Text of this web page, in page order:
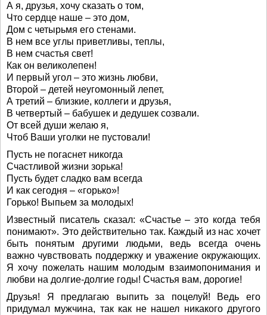
А я, друзья, хочу сказать о том,
Что сердце наше – это дом,
Дом с четырьмя его стенами.
В нем все углы приветливы, теплы,
В нем счастья свет!
Как он великолепен!
И первый угол – это жизнь любви,
Второй – детей неугомонный лепет,
А третий – близкие, коллеги и друзья,
В четвертый – бабушек и дедушек созвали.
От всей души желаю я,
Чтоб Ваши уголки не пустовали!
Пусть не погаснет никогда
Счастливой жизни зорька!
Пусть будет сладко вам всегда
И как сегодня – «горько»!
Горько! Выпьем за молодых!
Известный писатель сказал: «Счастье – это когда тебя
понимают». Это действительно так. Каждый из нас хочет
быть понятым другими людьми, ведь всегда очень
важно чувствовать поддержку и уважение окружающих.
Я хочу пожелать нашим молодым взаимопонимания и
любви на долгие-долгие годы! Счастья вам, дорогие!
Друзья! Я предлагаю выпить за поцелуй! Ведь его
придумал мужчина, так как не нашел никакого другого